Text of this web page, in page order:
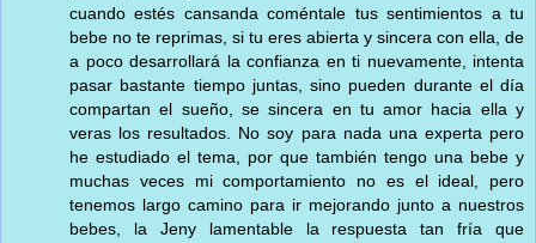
cuando estés cansanda coméntale tus sentimientos a tu
bebe no te reprimas, si tu eres abierta y sincera con ella, de
a poco desarrollará la confianza en ti nuevamente, intenta
pasar bastante tiempo juntas, sino pueden durante el día
compartan el sueño, se sincera en tu amor hacia ella y
veras los resultados. No soy para nada una experta pero
he estudiado el tema, por que también tengo una bebe y
muchas veces mi comportamiento no es el ideal, pero
tenemos largo camino para ir mejorando junto a nuestros
bebes, la Jeny lamentable la respuesta tan fría que